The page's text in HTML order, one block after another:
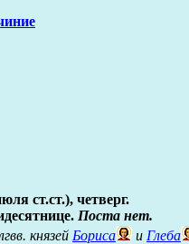
ст.ст.), четверг.
Поста нет.
князей Бориса и Глеба